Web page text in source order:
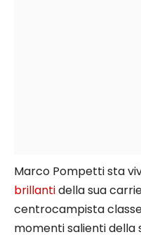
Marco Pompetti sta
brillantidella sua
centrocampista
momenti salienti della